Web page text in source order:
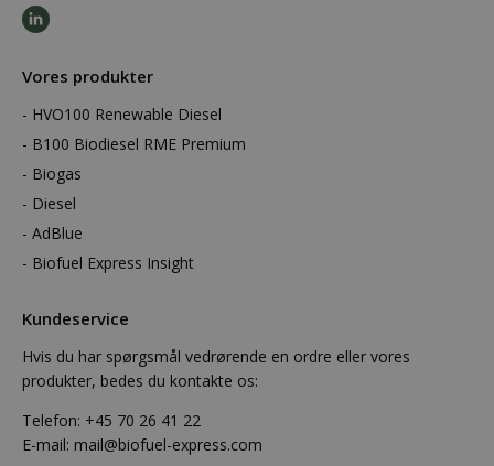
Vores produkter
HVO100 Renewable Diesel
B100 Biodiesel RME Premium
Biogas
Diesel
AdBlue
Biofuel Express Insight
Kundeservice
Hvis du har spørgsmål vedrørende en ordre eller vores
produkter, bedes du kontakte os:
Telefon: +45 70 26 41 22
E-mail: mail@biofuel-express.com